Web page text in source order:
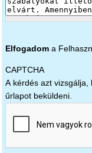
Elfogadoma
CAPTCHA
A kérdés azt
űrlapot beküldeni.